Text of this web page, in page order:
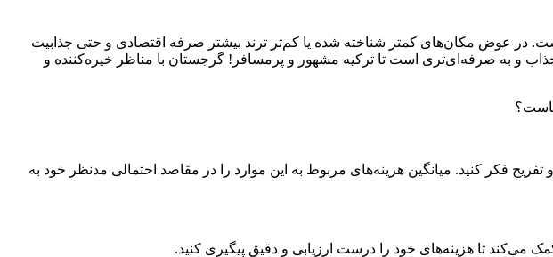
است. در عوض مکان‌های کمتر شناخته شده یا کم‌تر ترند بیشتر صرفه اقتصادی و حتی جذابیت
و به صرفه‌ای‌تری است تا ترکیه مشهور و پرمسافر! گرجستان با مناظر خیره‌کننده و
فکر کنید. میانگین هزینه‌های مربوط به این موارد را در مقاصد احتمالی مدنظر خود به
می‌کند تا هزینه‌های خود را درست ارزیابی و دقیق پیگیری کنید.